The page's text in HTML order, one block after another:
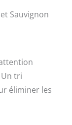
Sauvignon
tri
éliminer les